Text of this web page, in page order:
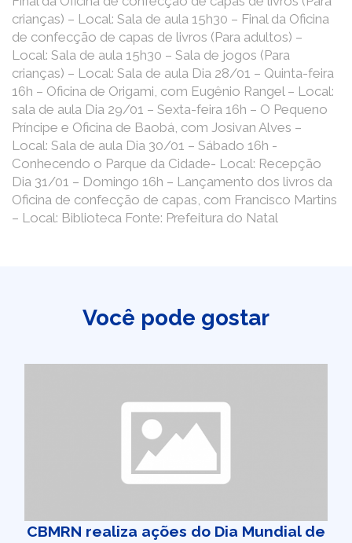
crianças) – Local: Sala de aula 15h30 – Final da Oficina
de confecção de capas de livros (Para adultos) –
Local: Sala de aula 15h30 – Sala de jogos (Para
crianças) – Local: Sala de aula Dia 28/01 – Quinta-feira
16h – Oficina de Origami, com Eugênio Rangel – Local:
sala de aula Dia 29/01 – Sexta-feira 16h – O Pequeno
Príncipe e Oficina de Baobá, com Josivan Alves –
Local: Sala de aula Dia 30/01 – Sábado 16h -
Conhecendo o Parque da Cidade- Local: Recepção
Dia 31/01 – Domingo 16h – Lançamento dos livros da
Oficina de confecção de capas, com Francisco Martins
– Local: Biblioteca Fonte: Prefeitura do Natal
Você pode gostar
CBMRN realiza ações do Dia Mundial de